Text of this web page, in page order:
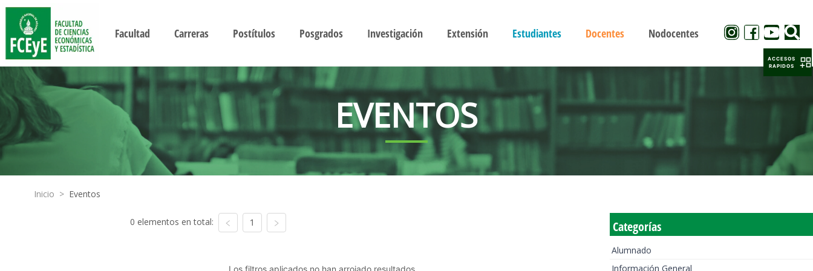
Facultad Carreras Postítulos Posgrados Investigación Extensión Estudiantes Docentes Nodocentes
EVENTOS
Inicio > Eventos
0 elementos en total: 1
Los filtros aplicados no han arrojado resultados
Categorías
Alumnado
Información General
ACCESOS
RAPIDOS